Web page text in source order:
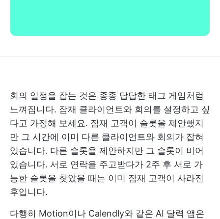
회의 일정을 잡는 것은 종종 답답한 태그 게임처럼
느껴집니다. 잠재 클라이언트와 회의를 설정하고 싶
다고 가정해 보세요. 잠재 고객이 슬롯을 제안했지
만 그 시간에 이미 다른 클라이언트와 회의가 잡혀
있습니다. 다른 슬롯을 제안하지만 그 슬롯이 비어
있습니다. 서로 연락을 주고받다가 2주 후 서로 가
능한 슬롯을 찾았을 때는 이미 잠재 고객이 사라진
후입니다.
다행히 Motion이나 Calendly와 같은 AI 달력 앱은